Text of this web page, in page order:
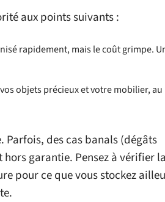
aux points suivants :
rapidement, mais le coût grimpe.
objets précieux et votre mobilier,
Parfois, des cas banals (dégâts
garantie. Pensez à vérifier
pour ce que vous stockez